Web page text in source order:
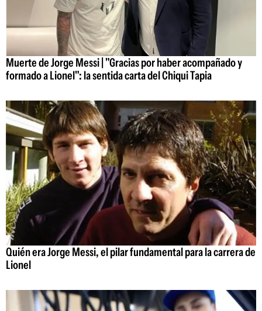
Muerte de Jorge Messi | "Gracias por haber acompañado y
formado a Lionel": la sentida carta del Chiqui Tapia
Quién era Jorge Messi, el pilar fundamental para la carrera de
Lionel